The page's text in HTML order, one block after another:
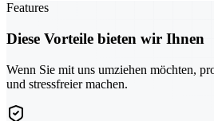
Features
Diese Vorteile bieten wir Ihnen
Wenn Sie mit uns umziehen möchten,
und stressfreier machen.